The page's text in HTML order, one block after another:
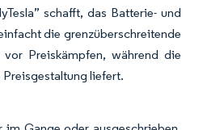
schafft, das Batterie- und
die grenzüberschreitende
Preiskämpfen, während die
Preisgestaltung liefert.